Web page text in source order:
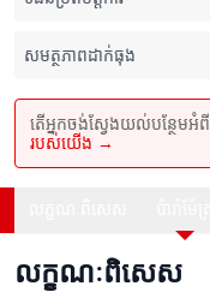
សមត្ថភាពដាក់ធុង
តើអ្នកចង់ស្វែងយល់បន្ថែ
របស់យើង →
លក្ខណៈពិសេស